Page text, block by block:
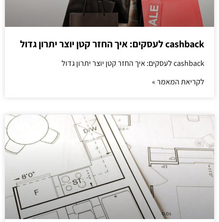
cashback לעסקים: איך החזר קטן יוצר יתרון גדול
cashback לעסקים: איך החזר קטן יוצר יתרון גדול
לקריאת המאמר »